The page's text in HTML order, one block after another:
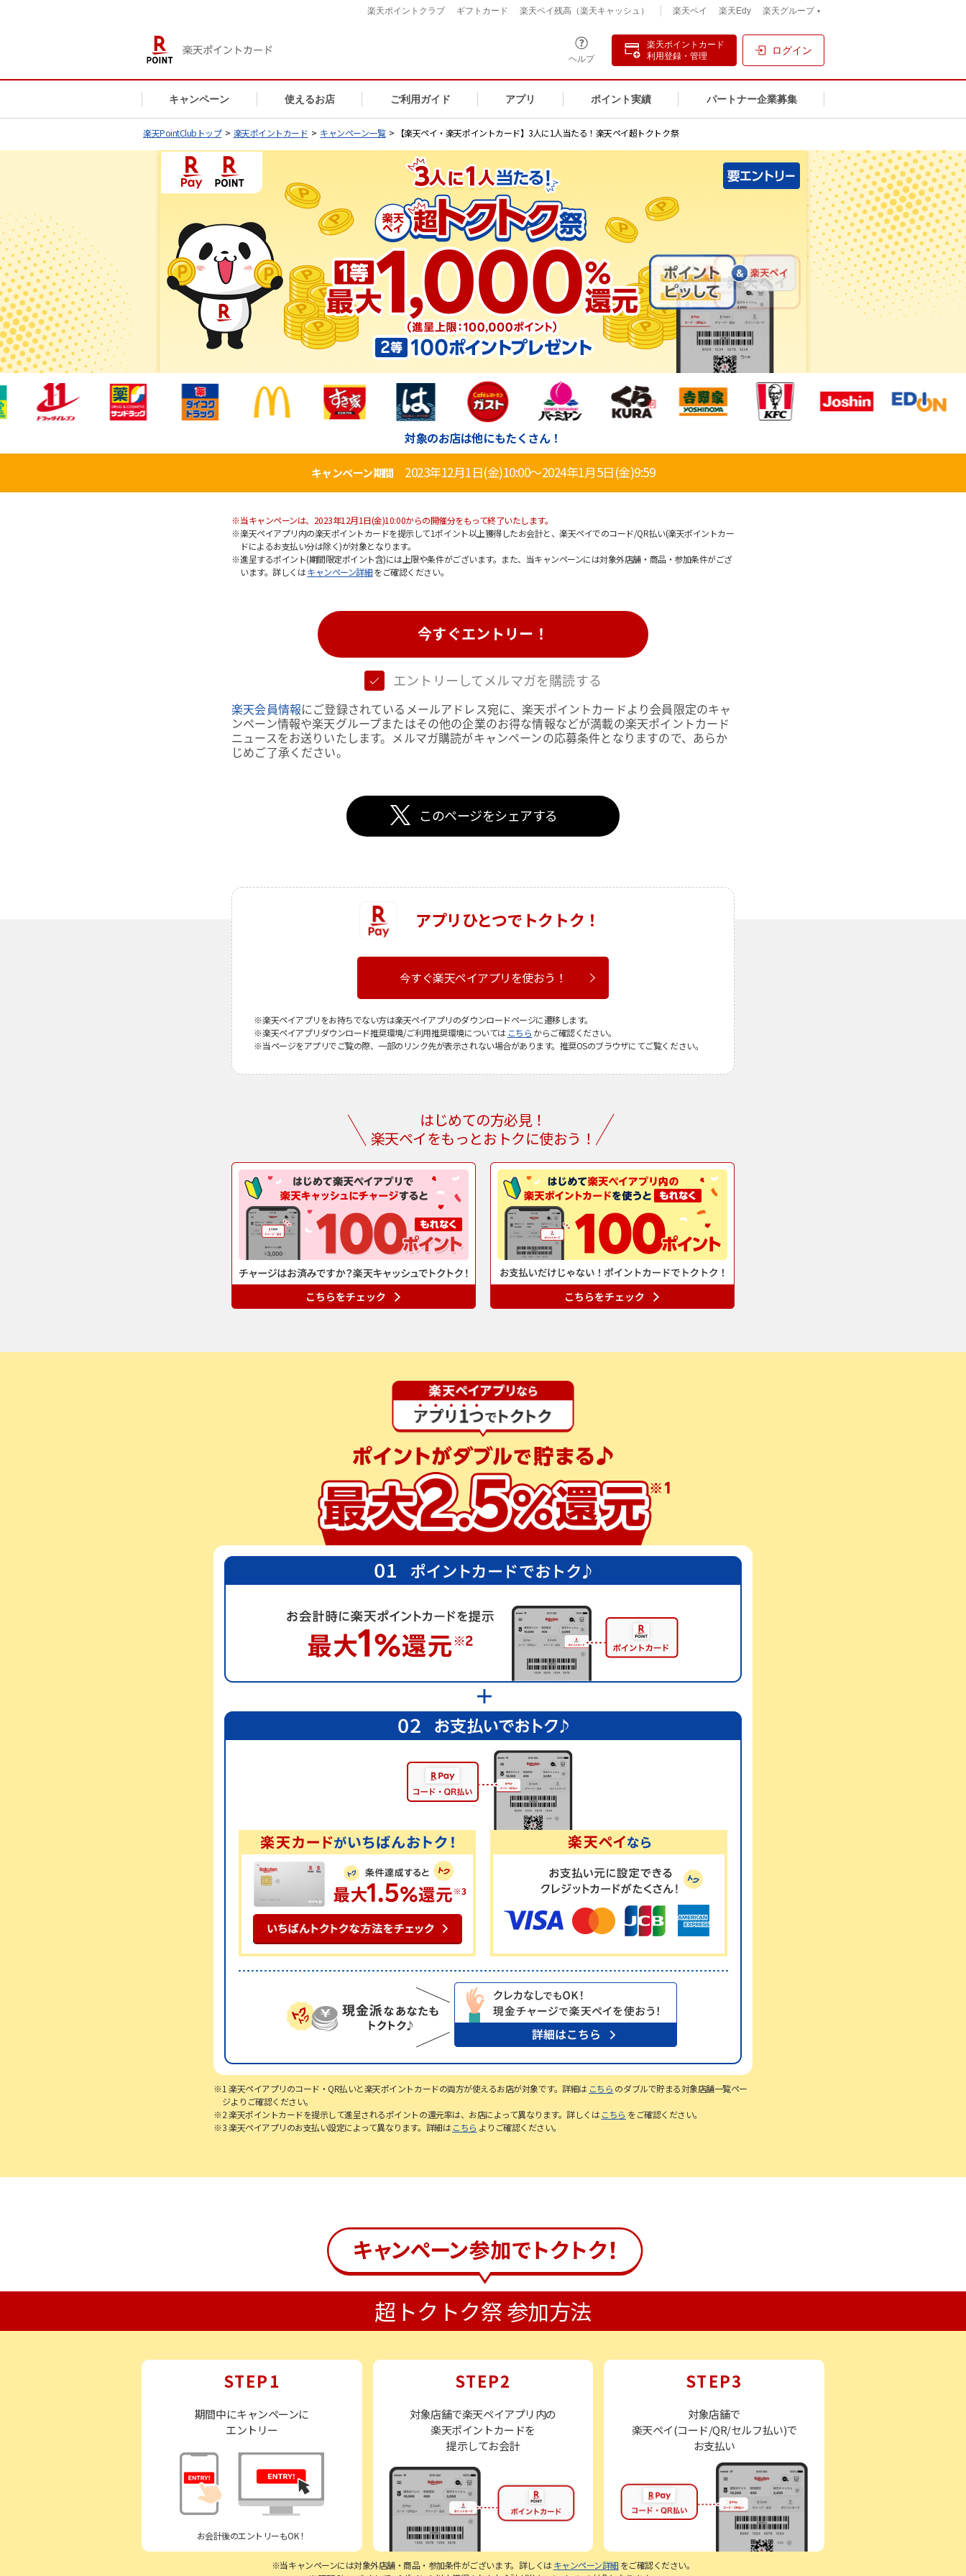
楽天ポイントクラブ ギフトカード 楽天ペイ残高（楽天キャッシュ） 楽天ペイ 楽天Edy 楽天グループ
ヘルプ
楽天ポイントカード
利用登録・管理
ログイン
キャンペーン 使えるお店 ご利用ガイド アプリ ポイント実績 パートナー企業募集
楽天PointClubトップ > 楽天ポイントカード > キャンペーン一覧 > 【楽天ペイ・楽天ポイントカード】3人に1人当たる！楽天ペイ超トクトク祭
対象のお店は他にもたくさん！
キャンペーン期間 2023年12月1日(金)10:00～2024年1月5日(金)9:59
当キャンペーンは、2023年12月1日(金)10:00からの開催分をもって終了いたします。
楽天ペイアプリ内の楽天ポイントカードを提示して1ポイント以上獲得したお会計と、楽天ペイでのコード/QR払い(楽天ポイントカー
ドによるお支払い分は除く)が対象となります。
進呈するポイント(期間限定ポイント含)には上限や条件がございます。また、当キャンペーンには対象外店舗・商品・参加条件がござ
います。詳しくはキャンペーン詳細をご確認ください。
今すぐエントリー！
エントリーしてメルマガを購読する
楽天会員情報にご登録されているメールアドレス宛に、楽天ポイントカードより会員限定のキャ
ンペーン情報や楽天グループまたはその他の企業のお得な情報などが満載の楽天ポイントカード
ニュースをお送りいたします。メルマガ購読がキャンペーンの応募条件となりますので、あらか
じめご了承ください。
このページをシェアする
アプリひとつでトクトク！
今すぐ楽天ペイアプリを使おう！
楽天ペイアプリをお持ちでない方は楽天ペイアプリのダウンロードページに遷移します。
楽天ペイアプリダウンロード推奨環境/ご利用推奨環境については こちら からご確認ください。
当ページをアプリでご覧の際、一部のリンク先が表示されない場合があります。推奨OSのブラウザにてご覧ください。
はじめての方必見！
楽天ペイをもっとおトクに使おう！
1 楽天ペイアプリのコード・QR払いと楽天ポイントカードの両方が使えるお店が対象です。詳細は こちら のダブルで貯まる対象店舗一覧ペー
ジよりご確認ください。
2 楽天ポイントカードを提示して進呈されるポイントの還元率は、お店によって異なります。詳しくは こちら をご確認ください。
3 楽天ペイアプリのお支払い設定によって異なります。詳細は こちら よりご確認ください。
超トクトク祭 参加方法
STEP1
期間中にキャンペーンに
エントリー
お会計後のエントリーもOK！
STEP2
対象店舗で楽天ペイアプリ内の
楽天ポイントカードを
提示してお会計
STEP3
対象店舗で
楽天ペイ(コード/QR/セルフ払い)で
お支払い
当キャンペーンには対象外店舗・商品・参加条件がございます。詳しくはキャンペーン詳細 をご確認ください。